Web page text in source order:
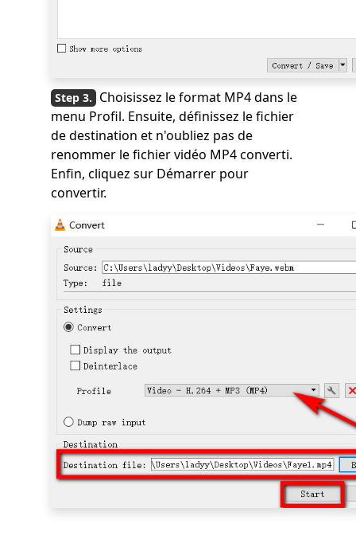
Choisissez le format MP4 dans le
menu Profil. Ensuite, définissez le fichier
de destination et n'oubliez pas de
renommer le fichier vidéo MP4 converti.
Enfin, cliquez sur Démarrer pour
convertir.